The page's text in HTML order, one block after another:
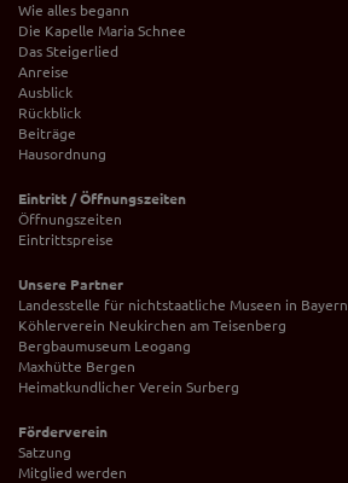
Wie alles begann
Die Kapelle Maria Schnee
Das Steigerlied
Anreise
Ausblick
Rückblick
Beiträge
Hausordnung
Eintritt / Öffnungszeiten
Öffnungszeiten
Eintrittspreise
Unsere Partner
Landesstelle für nichtstaatliche Museen in Bayern
Köhlerverein Neukirchen am Teisenberg
Bergbaumuseum Leogang
Maxhütte Bergen
Heimatkundlicher Verein Surberg
Förderverein
Satzung
Mitglied werden